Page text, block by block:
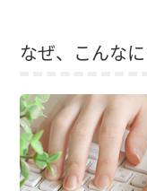
なぜ、こんな